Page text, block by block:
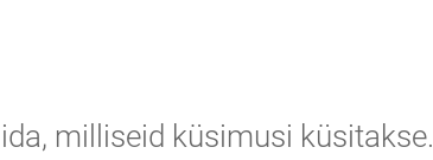
milliseid küsimusi küsitakse.